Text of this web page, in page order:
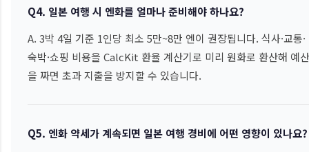
Q4. 일본 여행 시 엔화를 얼마나 준비해야 하나요?
A. 3박 4일 기준 1인당 최소 5만~8만 엔이 권장됩니다. 식사·교통·
숙박·쇼핑 비용을 CalcKit 환율 계산기로 미리 원화로 환산해 예산
을 짜면 초과 지출을 방지할 수 있습니다.
Q5. 엔화 약세가 계속되면 일본 여행 경비에 어떤 영향이 있나요?